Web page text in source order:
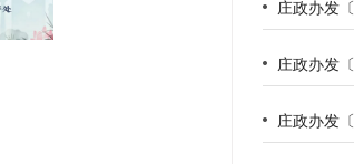
庄政办发
庄政办发